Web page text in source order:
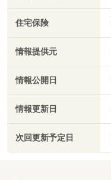
住宅保険
情報提供元
情報公開日
情報更新日
次回更新予定日